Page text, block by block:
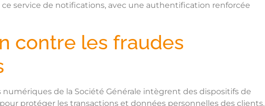
service de notifications, avec une authentification renforcée
contre les fraudes
numériques de la Société Générale intègrent des dispositifs de
protéger les transactions et données personnelles des clients.